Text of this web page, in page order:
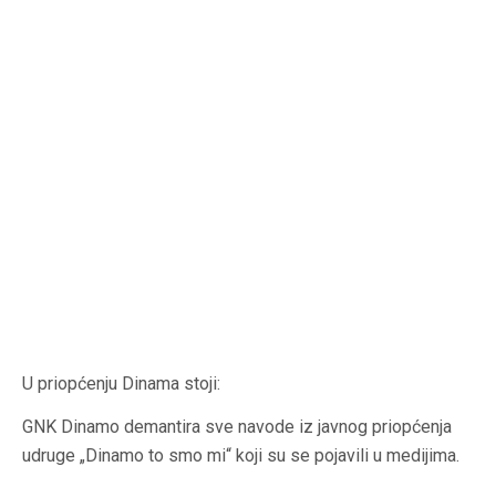
U priopćenju Dinama stoji:
GNK Dinamo demantira sve navode iz javnog priopćenja
udruge „Dinamo to smo mi“ koji su se pojavili u medijima.